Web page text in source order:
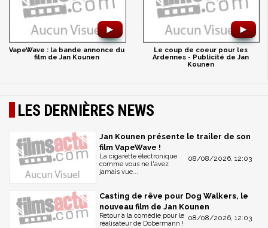
►
VapeWave : la bande annonce du
film de Jan Kounen
►
Le coup de coeur pour les
Ardennes - Publicité de Jan
Kounen
LES DERNIÈRES NEWS
Jan Kounen présente le trailer de son
film VapeWave !
08/08/2026, 12:03
La cigarette électronique
comme vous ne l'avez
jamais vue...
Casting de rêve pour Dog Walkers, le
nouveau film de Jan Kounen
08/08/2026, 12:03
Retour à la comédie pour le
réalisateur de Dobermann !